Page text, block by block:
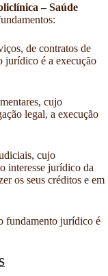
– Saúde
de contratos de
jurídico é a execução
cujo
legal, a execução
cujo
interesse jurídico da
os seus créditos e em
fundamento jurídico é